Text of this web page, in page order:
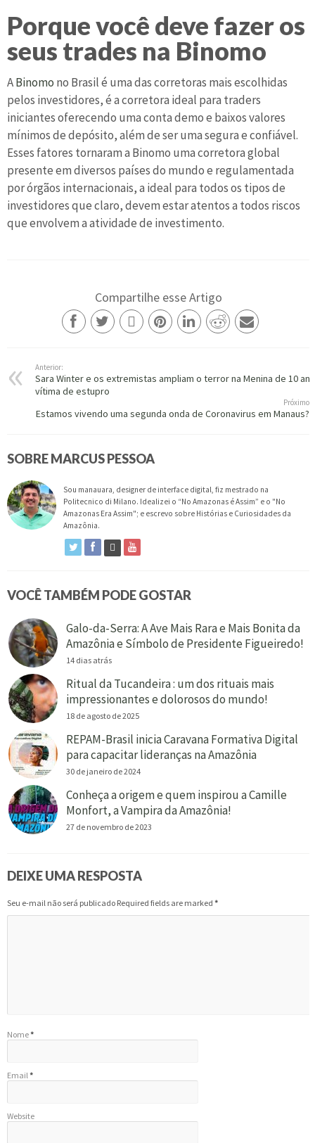
Porque você deve fazer os
seus trades na Binomo
ABinomo no Brasil é uma das corretoras mais escolhidas
pelos investidores, é a corretora ideal para traders
iniciantes oferecendo uma conta demo e baixos valores
mínimos de depósito, além de ser uma segura e confiável.
Esses fatores tornaram a Binomo uma corretora global
presente em diversos países do mundo e regulamentada
por órgãos internacionais, a ideal para todos os tipos de
investidores que claro, devem estar atentos a todos riscos
que envolvem a atividade de investimento.
Compartilhe esse Artigo
Anterior:
Sara Winter e os extremistas ampliam o terror na Menina de 10
vítima de estupro
Próximo
Estamos vivendo uma segunda onda de Coronavirus em Manaus?
SOBRE MARCUS PESSOA
Sou manauara, designer de interface digital, fiz mestrado na
Politecnico di Milano. Idealizei o “No Amazonas é Assim” e o "No
Amazonas Era Assim"; e escrevo sobre Histórias e Curiosidades da
Amazônia.
VOCÊ TAMBÉM PODE GOSTAR
Galo-da-Serra: A Ave Mais Rara e Mais Bonita da
Amazônia e Símbolo de Presidente Figueiredo!
14 dias atrás
Ritual da Tucandeira : um dos rituais mais
impressionantes e dolorosos do mundo!
18 de agosto de 2025
REPAM-Brasil inicia Caravana Formativa Digital
para capacitar lideranças na Amazônia
30 de janeiro de 2024
Conheça a origem e quem inspirou a Camille
Monfort, a Vampira da Amazônia!
27 de novembro de 2023
DEIXE UMA RESPOSTA
Seu e-mail não será publicado Required fields are marked *
Nome*
Email *
Website